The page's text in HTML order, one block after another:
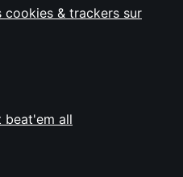
& trackers sur
beat'em all